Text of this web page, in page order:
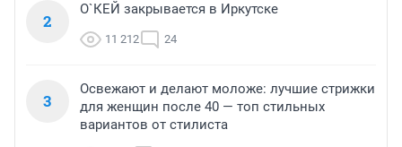
2
О`КЕЙ закрывается в Иркутске
11 212 24
3
Освежают и делают моложе: лучшие стрижки
для женщин после 40 — топ стильных
вариантов от стилиста